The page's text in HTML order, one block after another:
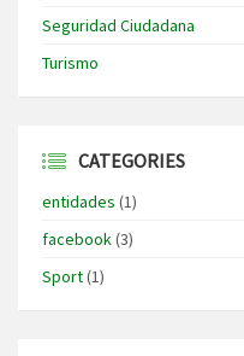
Seguridad Ciudadana
Turismo
CATEGORIES
entidades (1)
facebook(3)
Sport(1)